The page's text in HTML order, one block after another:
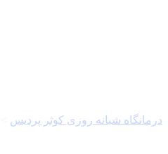
درمانگاه شبانه روزی کوثر پردیس